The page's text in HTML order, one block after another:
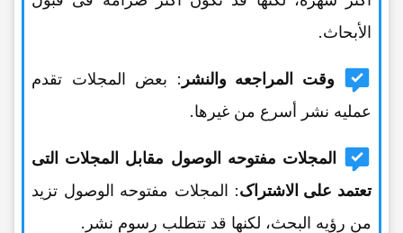
الأبحاث.
وقت المراجعه والنشر : بعض المجلات تقدم
عملیه نشر أسرع من غیرها.
المجلات مفتوحه الوصول مقابل المجلات التی
تعتمد على الاشتراک: المجلات مفتوحه الوصول تزید
من رؤیه البحث، لکنها قد تتطلب رسوم نشر.